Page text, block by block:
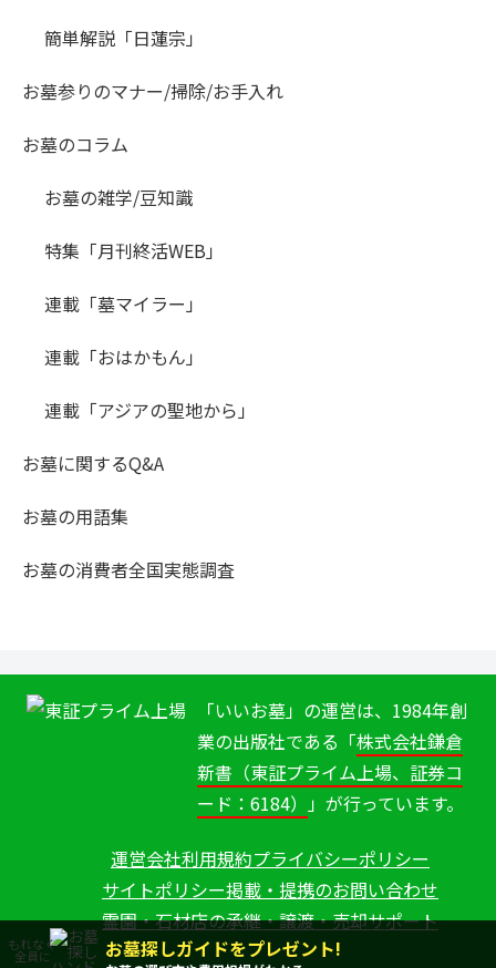
簡単解説「日蓮宗」
お墓参りのマナー/掃除/お手入れ
お墓のコラム
お墓の雑学/豆知識
特集「月刊終活WEB」
連載「墓マイラー」
連載「おはかもん」
連載「アジアの聖地から」
お墓に関するQ&A
お墓の用語集
お墓の消費者全国実態調査
もれなく
全員に お墓探しガイドをプレゼント!
「いいお墓」の運営は、1984年創
業の出版社である「株式会社鎌倉
新書（東証プライム上場、証券コ
ード：6184） 」が行っています。
運営会社利用規約プライバシーポリシー
サイトポリシー掲載・提携のお問い合わせ
霊園・石材店の承継・譲渡・売却サポート